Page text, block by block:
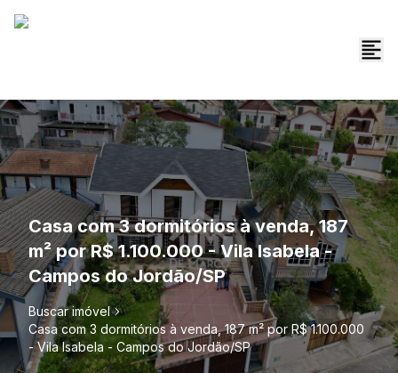
Casa com 3 dormitórios à venda, 187
m² por R$ 1.100.000 - Vila Isabela -
Campos do Jordão/SP
Buscar imóvel
Casa com 3 dormitórios à venda, 187 m² por R$ 1.100.000
- Vila Isabela - Campos do Jordão/SP